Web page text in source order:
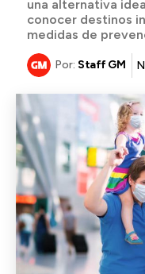
una alternativa
conocer destinos
medidas de
Por: Staff GM